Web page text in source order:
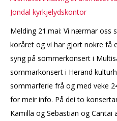
Jondal kyrkjelydskontor
Melding 21.mai: Vi nærmar oss
koråret og vi har gjort nokre få
syng på sommerkonsert i
sommarkonsert i Herand
sommarferie frå og med veke
for meir info. På dei to
Kamilla og Sebastian og Cantai